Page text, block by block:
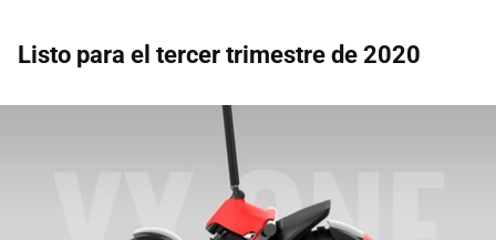
Listo para el tercer trimestre de 2020